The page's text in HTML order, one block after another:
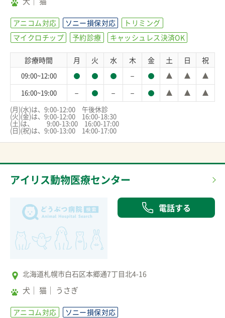
アニコム対応 ソニー損保対応
トリミング
マイクロチップ
予約診療 キャッシュレス決済OK
診療時間 月 火 水 木 金 土 日 祝
09:00~12:00 －
16:00~19:00 － － －
(月)(水)は、9:00-12:00　午後休診
(火)(金)は、9:00-12:00　16:00-18:30
(土)は、　　9:00-13:00　16:00-17:00
(日)(祝)は、9:00-13:00　14:00-17:00
アイリス動物医療センター
電話する
北海道札幌市白石区本郷通7丁目北4-16
犬 猫 うさぎ
アニコム対応
ソニー損保対応